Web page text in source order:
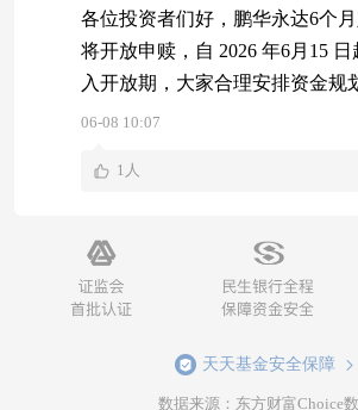
各位投资者们好，鹏华永达6个
将开放申赎，自 2026 年6月15
入开放期，大家合理安排资金规
有客户： 您持仓的鹏华优质回
在此期间您可以进行对应交易，
购时间：2026年6月15日至2026
间：2026年6月
06-08 10:07
1人
天天基金安全保障
数据来源：东方财富Choice